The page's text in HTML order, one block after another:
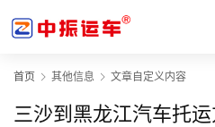
首页 其他信息 文章自定义内容
三沙到黑龙江汽车托运